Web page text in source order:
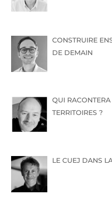
CONSTRUIRE
DE DEMAIN
QUI
TERRITOIRES ?
LE CUEJ DANS